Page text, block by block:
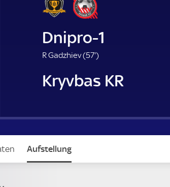
Dnipro-1
R Gadzhiev (57'5
.
m
u
)
Kryvbas KR
Aufstellung